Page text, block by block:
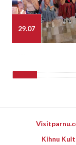
29.07
---
Kihnu